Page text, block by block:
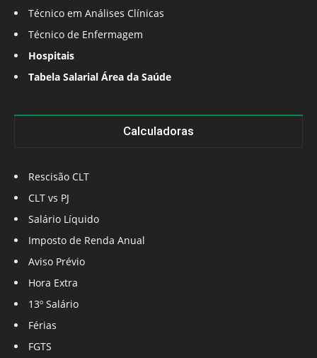
Técnico em Análises Clínicas
Técnico de Enfermagem
Hospitais
Tabela Salarial Área da Saúde
Calculadoras
Rescisão CLT
CLT vs PJ
Salário Líquido
Imposto de Renda Anual
Aviso Prévio
Hora Extra
13º Salário
Férias
FGTS